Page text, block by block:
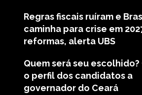
Regras fiscais ruíram e
caminha para crise em
reformas, alerta UBS
Quem será seu
o perfil dos candidatos a
governador do Ceará